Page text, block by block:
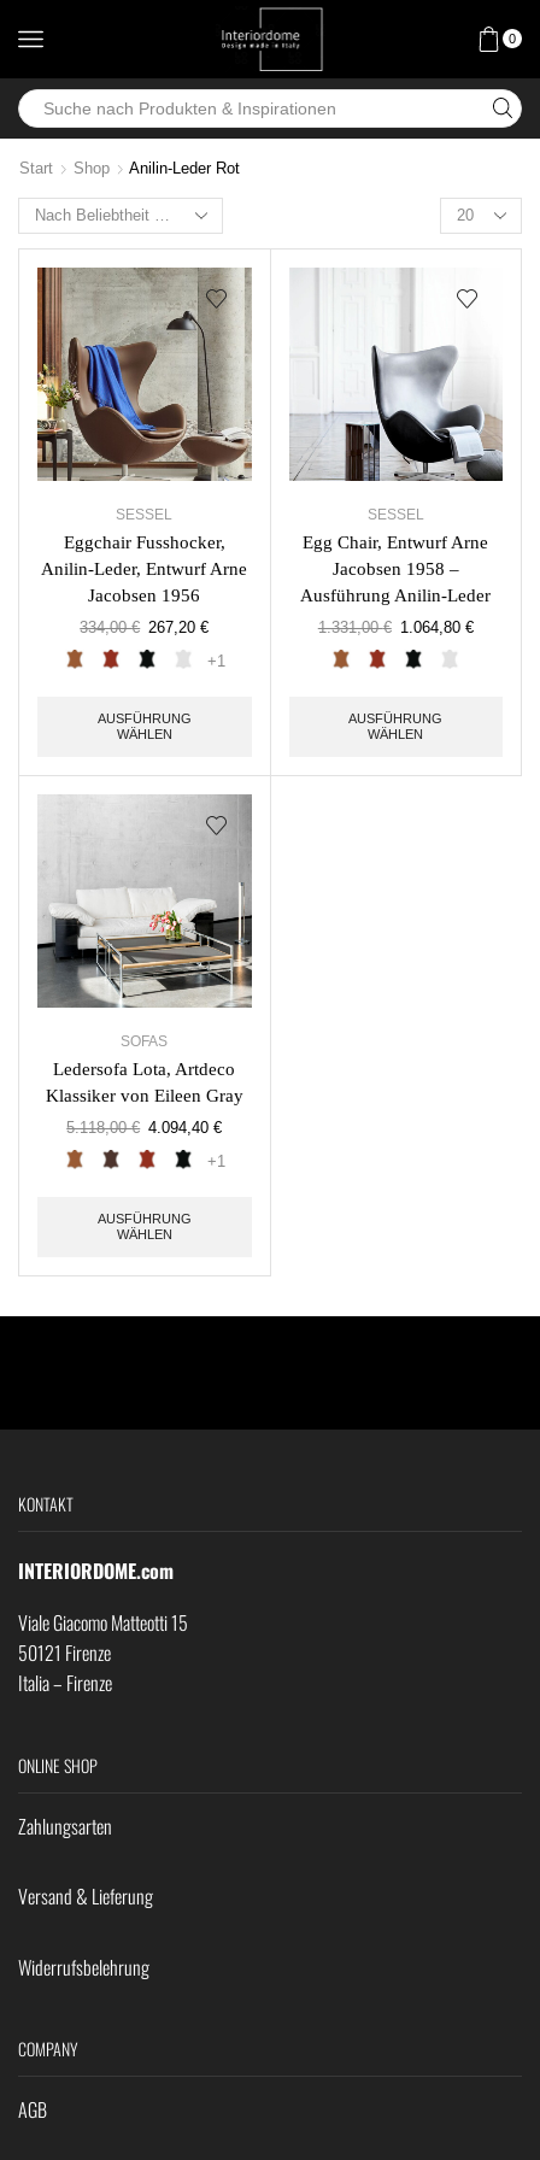
0
Start Shop Anilin-Leder Rot
SESSEL
Eggchair Fusshocker,
Anilin-Leder, Entwurf Arne
Jacobsen 1956
334,00€ 267,20€
+1
AUSFÜHRUNG
WÄHLEN
SESSEL
Egg Chair, Entwurf Arne
Jacobsen 1958 –
Ausführung Anilin-Leder
1.331,00€ 1.064,80 €
AUSFÜHRUNG
WÄHLEN
SOFAS
Ledersofa Lota, Artdeco
Klassiker von Eileen Gray
5.118,00€ 4.094,40€
+1
AUSFÜHRUNG
WÄHLEN
KONTAKT
INTERIORDOME.com
Viale Giacomo Matteotti 15
50121 Firenze
Italia – Firenze
ONLINE SHOP
Zahlungsarten
Versand & Lieferung
Widerrufsbelehrung
COMPANY
AGB